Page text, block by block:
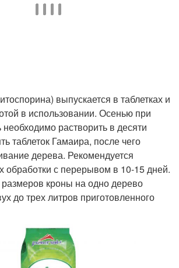
выпускается в таблетках и
в использовании. Осенью при
растворить в десяти
таблеток Гамаира, после чего
дерева. Рекомендуется
обработки с перерывом в 10-15 дней.
кроны на одно дерево
до трех литров приготовленного